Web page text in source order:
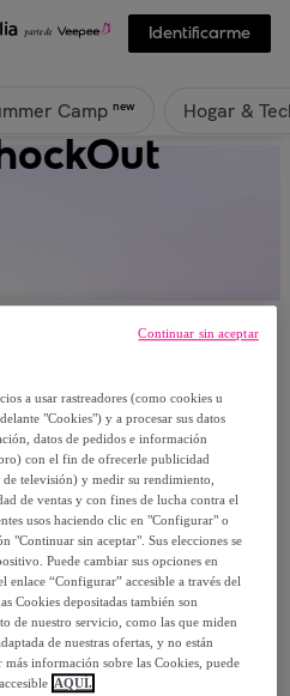
Identificarme
Camp new Hogar &
disponibles.
los productos visibles
miembros.
a usar rastreadores (como cookies u
"Cookies") y a procesar sus datos
datos de pedidos e información
con el fin de ofrecerle publicidad
televisión) y medir su rendimiento,
de ventas y con fines de lucha contra el
usos haciendo clic en "Configurar" o
"Continuar sin aceptar". Sus elecciones se
Puede cambiar sus opciones en
“Configurar” accesible a través del
Cookies depositadas también son
de nuestro servicio, como las que miden
de nuestras ofertas, y no están
más información sobre las Cookies, puede
AQUÍ.
Continuar sin aceptar